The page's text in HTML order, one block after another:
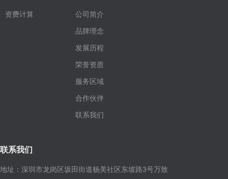
联系我们
地址：深圳市龙岗区坂田街道杨美社区东坡路3号万致
资费计算 公司简介
品牌理念
发展历程
荣誉资质
服务区域
合作伙伴
联系我们